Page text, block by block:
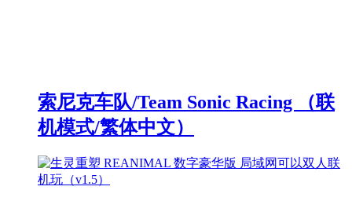
索尼克车队/Team Sonic Racing （联
机模式/繁体中文）